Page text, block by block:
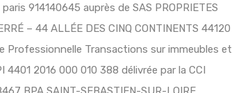
914140645 auprès de SAS PROPRIETES
– 44 ALLÉE DES CINQ CONTINENTS 44120
Professionnelle Transactions sur immeubles et
2016 000 010 388 délivrée par la CCI